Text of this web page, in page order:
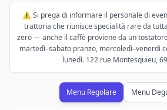
⚠️ Si prega di informare il personale di
trattoria che riunisce specialità rare da
zero — anche il caffè proviene da un
martedì–sabato pranzo, mercoledì–venerdì
lunedì. 122 rue Montesquieu,
Menu Regolare Menu